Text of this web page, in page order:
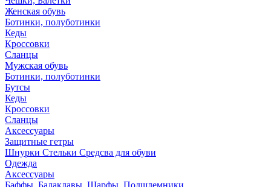
Женская обувь
Ботинки, полуботинки
Кеды
Кроссовки
Сланцы
Мужская обувь
Ботинки, полуботинки
Бутсы
Кеды
Кроссовки
Сланцы
Аксессуары
Защитные гетры
Шнурки Стельки Средсва для обуви
Одежда
Аксессуары
Баффы, Балаклавы, Шарфы, Подшлемники